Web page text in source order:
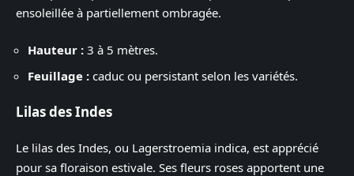
ensoleillée à partiellement ombragée.
Hauteur : 3 à 5 mètres.
Feuillage : caduc ou persistant selon les variétés.
Lilas des Indes
Le lilas des Indes, ou Lagerstroemia indica, est apprécié
pour sa floraison estivale. Ses fleurs roses apportent une